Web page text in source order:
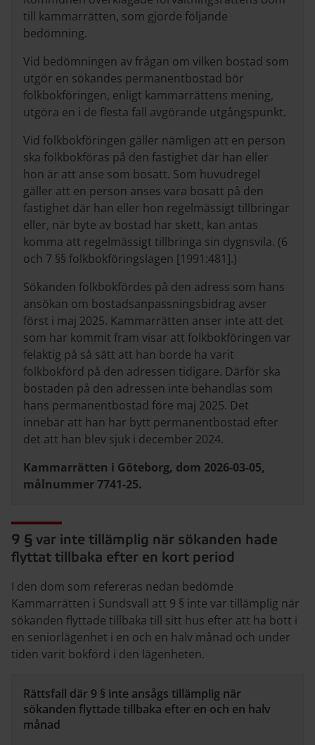
till kammarrätten, som gjorde följande
bedömning.
Vid bedömningen av frågan om vilken bostad som
utgör en sökandes permanentbostad bör
folkbokföringen, enligt kammarrättens mening,
utgöra en i de flesta fall avgörande utgångspunkt.
Vid folkbokföringen gäller nämligen att en person
ska folkbokföras på den fastighet där han eller
hon är att anse som bosatt. Som huvudregel
gäller att en person anses vara bosatt på den
fastighet där han eller hon regelmässigt tillbringar
eller, när byte av bostad har skett, kan antas
komma att regelmässigt tillbringa sin dygnsvila. (6
och 7 §§ folkbokföringslagen [1991:481].)
Sökanden folkbokfördes på den adress som hans
ansökan om bostadsanpassningsbidrag avser
först i maj 2025. Kammarrätten anser inte att det
som har kommit fram visar att folkbokföringen var
felaktig på så sätt att han borde ha varit
folkbokförd på den adressen tidigare. Därför ska
bostaden på den adressen inte behandlas som
hans permanentbostad före maj 2025. Det
innebär att han har bytt permanentbostad efter
det att han blev sjuk i december 2024.
Kammarrätten i Göteborg, dom 2026-03-05,
målnummer 7741-25.
9 § var inte tillämplig när sökanden hade
flyttat tillbaka efter en kort period
I den dom som refereras nedan bedömde
Kammarrätten i Sundsvall att 9 § inte var tillämplig när
sökanden flyttade tillbaka till sitt hus efter att ha bott i
en seniorlägenhet i en och en halv månad och under
tiden varit bokförd i den lägenheten.
Rättsfall där 9 § inte ansågs tillämplig när
sökanden flyttade tillbaka efter en och en halv
månad